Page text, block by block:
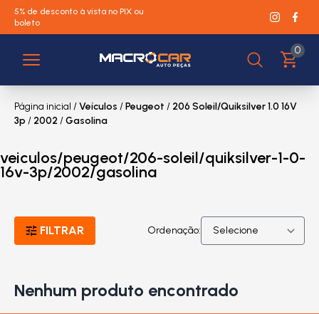
5% de desconto à vista no PIX ou
boleto
0
Página inicial /Veículos /Peugeot / 206 Soleil/Quiksilver 1.0 16V
3p/ 2002/Gasolina
veiculos/peugeot/206-soleil/quiksilver-1-0-
16v-3p/2002/gasolina
FILTRAR Ordenação:
Nenhum produto encontrado